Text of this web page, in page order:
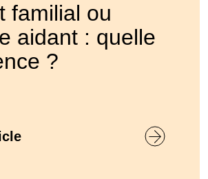
familial ou
aidant : quelle
?